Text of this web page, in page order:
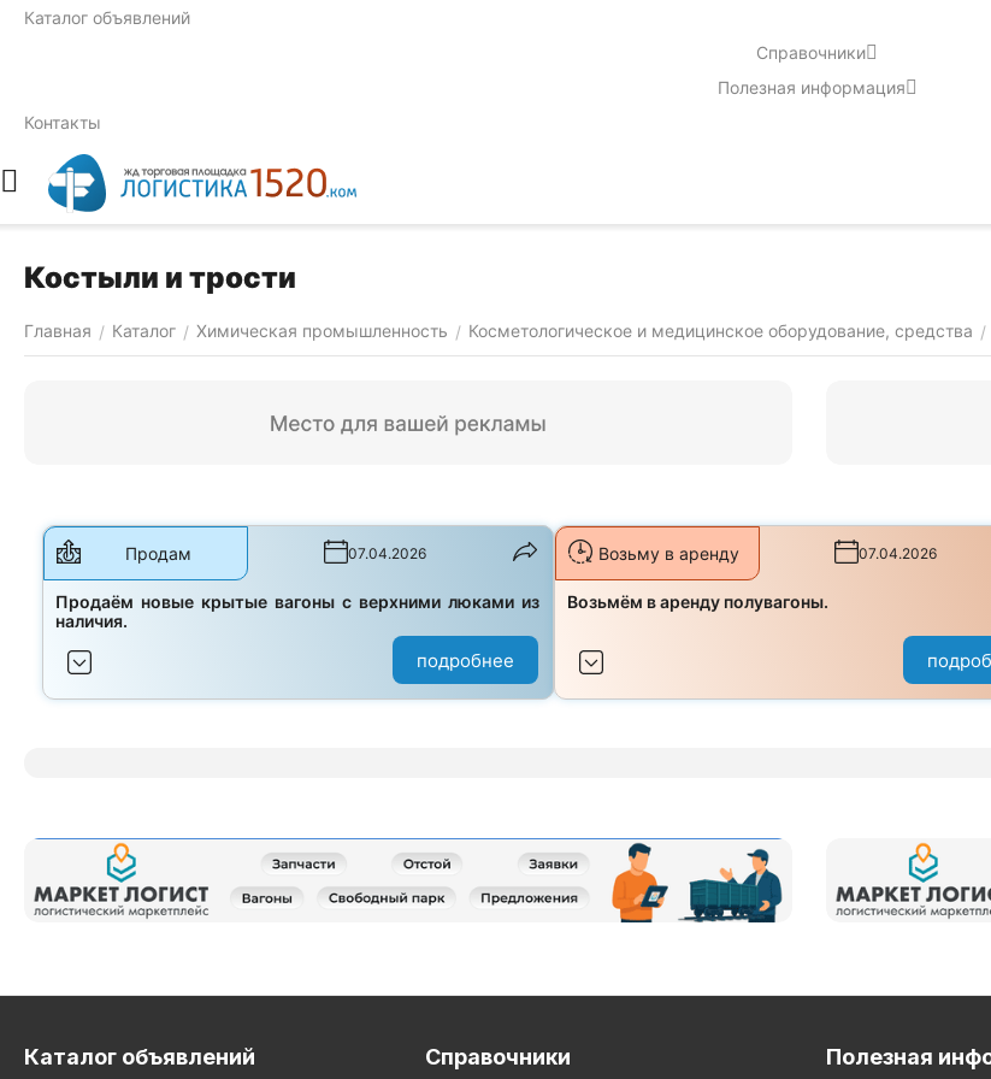
Каталог объявлений
Справочники
Полезная информация
Контакты
Костыли и трости
Главная / Каталог / Химическая промышленность / Косметологическое и медицинское оборудование, средства /
Продам 07.04.2026
Продаём новые крытые вагоны с верхними люками из
наличия.
подробнее
Возьму в аренду 07.04.2026
Возьмём в аренду полувагоны.
Каталог объявлений Справочники Полезная